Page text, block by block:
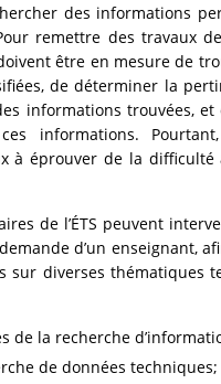
des informations
remettre des travaux
être en mesure de
de déterminer la
informations trouvées, et
informations.
à éprouver de la difficulté
de l’ÉTS peuvent
d’un enseignant,
sur diverses thématiques
de la recherche
de données techniques;